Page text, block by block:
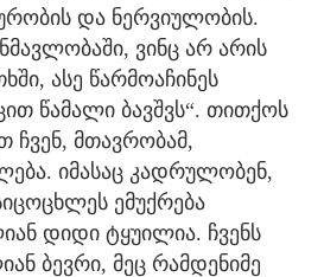
და ნერვიულობის.
ვინც არ არის
ასე წარმოაჩინეს
წამალი ბავშვს“. თითქოს
ჩვენ, მთავრობამ,
იმასაც კადრულობენ,
ემუქრება
დიდი ტყუილია. ჩვენს
ბევრი, მეც რამდენიმე